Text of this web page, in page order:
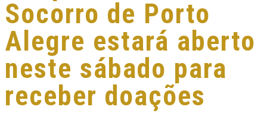
Socorro de Porto
Alegre estará aberto
neste sábado para
receber doações